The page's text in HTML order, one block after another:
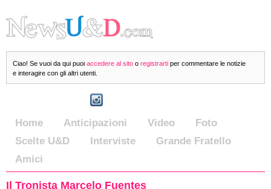
Ciao! Se vuoi da qui puoi accedere al sito o registrarti per commentare le notizie
e interagire con gli altri utenti.
Home Anticipazioni Video
Foto
Scelte U&D
Interviste
Grande Fratello
Amici
Il Tronista Marcelo Fuentes